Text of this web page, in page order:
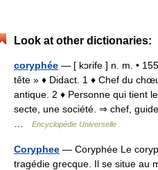
Look at other dictionaries:
coryphée — [ kɔrife ] n. m. •
tête » ♦ Didact. 1 ♦ Chef du
antique. 2 ♦ Personne qui tient
secte, une société. ⇒ chef,
Encyclopédie Universelle
Coryphee — Coryphée Le
tragédie grecque. Il se situe au